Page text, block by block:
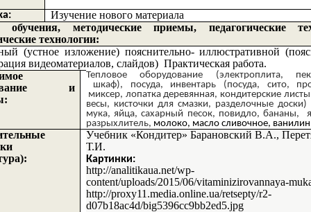
Изучение нового материала
методические приемы, педагогические
технологии:
(устное изложение) пояснительно- иллюстративной
видеоматериалов, слайдов) Практическая работа.
и
Тепловое оборудование (электроплита,
шкаф), посуда, инвентарь (посуда, сито,
миксер, лопатка деревянная, кондитерские
весы, кисточки для смазки, разделочные
мука, яйца, сахарный песок, повидло, бананы,
разрыхлитель, молоко, масло сливочное,
Учебник «Кондитер» Барановский В.А.,
Т.И.
Картинки:
http://analitikaua.net/wp-
content/uploads/2015/06/vitaminizirovannaya-
http://proxy11.media.online.ua/retsepty/r2-
d07b18ac4d/big5396cc9bb2ed5.jpg